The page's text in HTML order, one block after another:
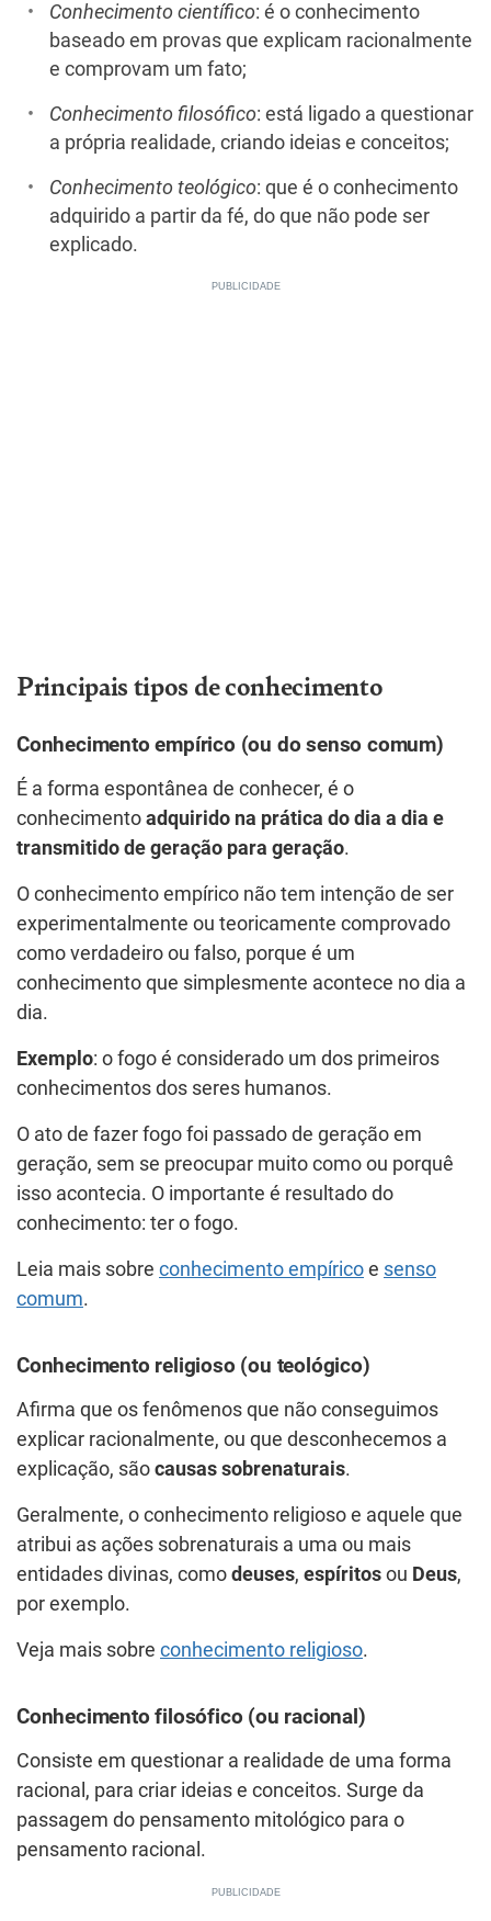
Conhecimento científico: é o conhecimento
baseado em provas que explicam racionalmente
e comprovam um fato;
Conhecimento filosófico: está ligado a questionar
a própria realidade, criando ideias e conceitos;
Conhecimento teológico: que é o conhecimento
adquirido a partir da fé, do que não pode ser
explicado.
Principais tipos de conhecimento
Conhecimento empírico (ou do senso comum)
É a forma espontânea de conhecer, é o
conhecimento adquirido na prática do dia a dia e
transmitido de geração para geração.
O conhecimento empírico não tem intenção de ser
experimentalmente ou teoricamente comprovado
como verdadeiro ou falso, porque é um
conhecimento que simplesmente acontece no dia a
dia.
Exemplo: o fogo é considerado um dos primeiros
conhecimentos dos seres humanos.
O ato de fazer fogo foi passado de geração em
geração, sem se preocupar muito como ou porquê
isso acontecia. O importante é resultado do
conhecimento: ter o fogo.
Leia mais sobre conhecimento empírico e senso
comum.
Conhecimento religioso (ou teológico)
Afirma que os fenômenos que não conseguimos
explicar racionalmente, ou que desconhecemos a
explicação, são causas sobrenaturais.
Geralmente, o conhecimento religioso e aquele que
atribui as ações sobrenaturais a uma ou mais
entidades divinas, como deuses, espíritos ou Deus,
por exemplo.
Veja mais sobre conhecimento religioso.
Conhecimento filosófico (ou racional)
Consiste em questionar a realidade de uma forma
racional, para criar ideias e conceitos. Surge da
passagem do pensamento mitológico para o
pensamento racional.